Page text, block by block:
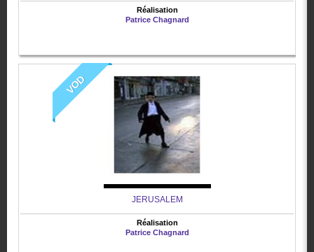
Réalisation
Patrice Chagnard
VOD
JERUSALEM
Réalisation
Patrice Chagnard